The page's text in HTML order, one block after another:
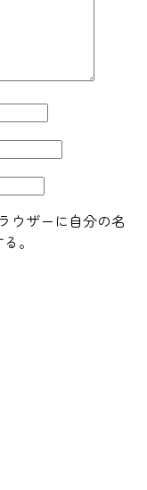
ウザーに自分の名
。